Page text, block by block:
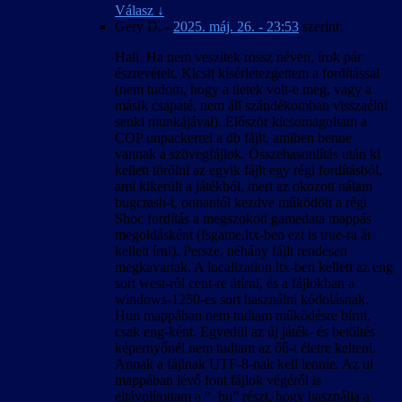
A 4:3-tól eltérő képarány okozta hibák javítva.
A kimerítő módszerkeresés és sokszori
időzítési hibák bizonyos esetekben, különösen
a rendszerindítás utáni első videó
lejátszásakor.
Hogy elkerüljük a játék váratlan kilépését,
fagyását és nem megfelelő viselkedését, a
felirattal lejátszott videók közben az Esc
billentyű le van tiltva, tehát (a játék bevezető
videóját kivéve) nem lehet őket leállítani.
2007. április 25. – v1.00
A magyar szöveg a játék 1.0001-es változata
alapján készült.
Igyekeztünk megőrizni a hibamentességet az
1.0000-ás változattal is.
Ez a honosítás a játékállások betölthetőségét
nem befolyásolja, de a betöltött játékban
előfordulhatnak anomáliák a nevek körül is.
Ennek oka valószínűleg az lehet, hogy az új
játék kezdésekor érvényes nyelven kiosztott
névsor és a megszerzett rejtekhely-leírások
belekerülnek a kimentett játékállásba. A
Válasz ↓
Gery D. - 2025. máj. 26. - 23:53 szerint:
Hali. Ha nem veszitek rossz néven, írok pár
észrevételt. Kicsit kísérletezgettem a fordítással
(nem tudom, hogy a tietek volt-e meg, vagy a
másik csapaté, nem áll szándékomban visszaélni
senki munkájával). Először kicsomagoltam a
COP unpackerrel a db fájlt, amiben benne
vannak a szövegfájlok. Összehasonlítás után ki
kellett törölni az egyik fájlt egy régi fordításból,
ami kikerült a játékból, mert az okozott nálam
bugcrash-t, onnantól kezdve működött a régi
Shoc fordítás a megszokott gamedata mappás
megoldásként (fsgame.ltx-ben ezt is true-ra át
kellett írni). Persze, néhány fájlt rendesen
megkavartak. A localization.ltx-ben kellett az eng
sort west-ről cent-re átírni, és a fájlokban a
windows-1250-es sort használni kódolásnak.
Hun mappában nem tudtam működésre bírni,
csak eng-ként. Egyedül az új játék- és betöltés
képernyőnél nem tudtam az őű-t életre kelteni.
Annak a fájlnak UTF-8-nak kell lennie. Az ui
mappában lévő font fájlok végéről is
eltávolítottam a “_hu” részt, hogy használja a